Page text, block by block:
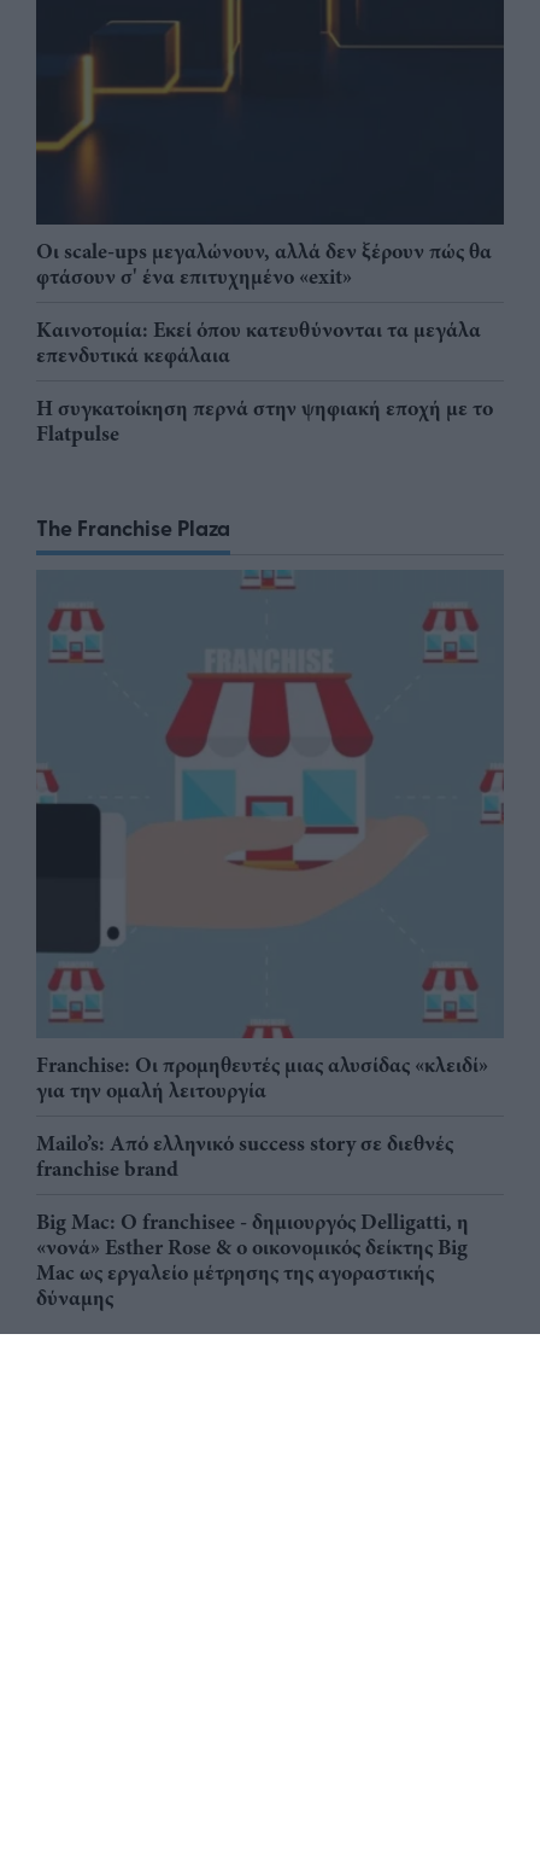
Οι scale-ups μεγαλώνουν, αλλά δεν ξέρουν πώς θα
φτάσουν σ' ένα επιτυχημένο «exit»
Καινοτομία: Εκεί όπου κατευθύνονται τα μεγάλα
επενδυτικά κεφάλαια
Η συγκατοίκηση περνά στην ψηφιακή εποχή με το
Flatpulse
The Franchise Plaza
Franchise: Οι προμηθευτές μιας αλυσίδας «κλειδί»
για την ομαλή λειτουργία
Mailo’s: Από ελληνικό success story σε διεθνές
franchise brand
Big Mac: Ο franchisee - δημιουργός Delligatti, η
«νονά» Esther Rose & ο οικονομικός δείκτης Big
Mac ως εργαλείο μέτρησης της αγοραστικής
δύναμης